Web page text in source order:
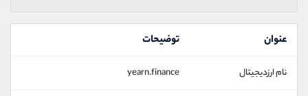
عنوان توضیحات
نام ارزدیجیتال yearn.finance